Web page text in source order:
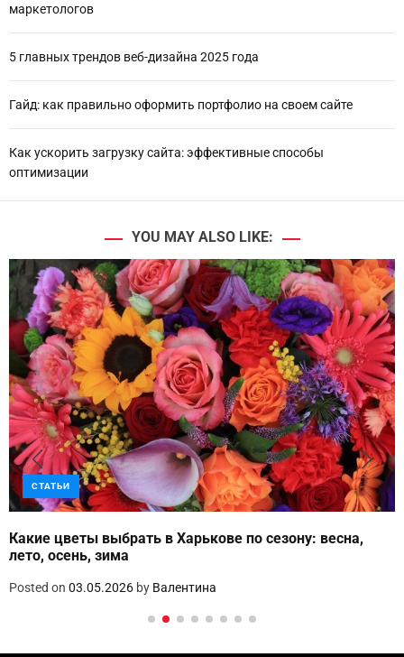
маркетологов
5 главных трендов веб-дизайна 2025 года
Гайд: как правильно оформить портфолио на своем сайте
Как ускорить загрузку сайта: эффективные способы
оптимизации
YOU MAY ALSO LIKE:
СТАТЬИ
Какие цветы выбрать в Харькове по сезону: весна,
лето, осень, зима
Posted on 03.05.2026 by Валентина